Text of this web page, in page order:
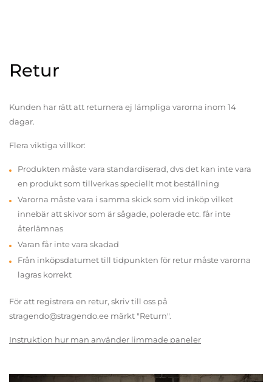
Retur
Kunden har rätt att returnera ej lämpliga varorna inom 14
dagar.
Flera viktiga villkor:
Produkten måste vara standardiserad, dvs det kan inte vara
en produkt som tillverkas speciellt mot beställning
Varorna måste vara i samma skick som vid inköp vilket
innebär att skivor som är sågade, polerade etc. får inte
återlämnas
Varan får inte vara skadad
Från inköpsdatumet till tidpunkten för retur måste varorna
lagras korrekt
För att registrera en retur, skriv till oss på
stragendo@stragendo.ee märkt "Return".
Instruktion hur man använder limmade paneler